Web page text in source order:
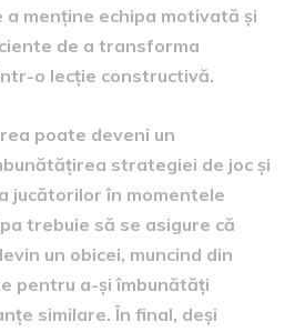
menține echipa motivată și
de a transforma
o lecție constructivă.
poate deveni un
strategiei de joc și
jucătorilor în momentele
trebuie să se asigure că
un obicei, muncind din
pentru a-și îmbunătăți
similare. În final, deși